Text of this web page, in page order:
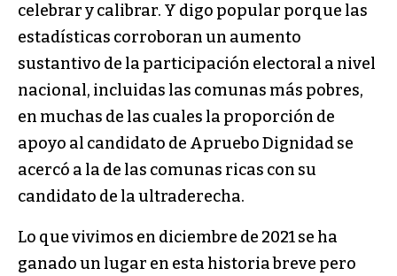
celebrar y calibrar. Y digo popular porque las
estadísticas corroboran un aumento
sustantivo de la participación electoral a nivel
nacional, incluidas las comunas más pobres,
en muchas de las cuales la proporción de
apoyo al candidato de Apruebo Dignidad se
acercó a la de las comunas ricas con su
candidato de la ultraderecha.
Lo que vivimos en diciembre de 2021 se ha
ganado un lugar en esta historia breve pero